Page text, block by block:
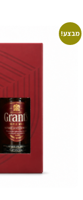
מבצע!